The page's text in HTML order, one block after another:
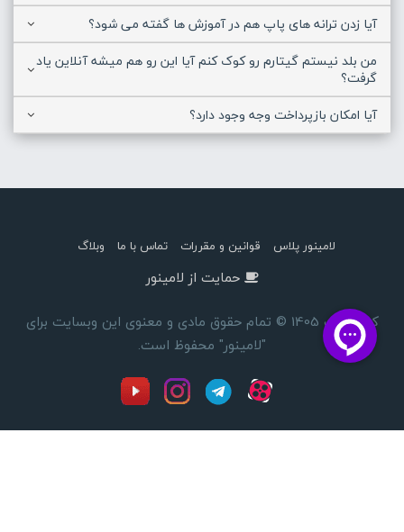
آیا زدن ترانه های پاپ هم در آموزش ها گفته می شود؟
من بلد نیستم گیتارم رو کوک کنم آیا این رو هم میشه آنلاین یاد
گرفت؟
آیا امکان بازپرداخت وجه وجود دارد؟
لامینور پلاس قوانین و مقررات تماس با ما وبلاگ
حمایت از لامینور
کپی رایت 1405 © تمام حقوق مادی و معنوی این وبسایت برای
"لامینور" محفوظ است.